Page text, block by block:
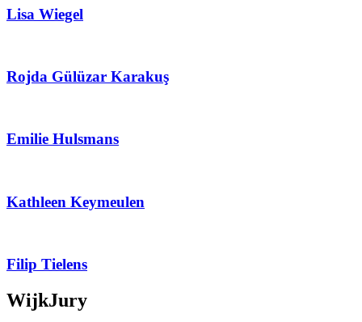
Lisa Wiegel
Rojda Gülüzar Karakuş
Emilie Hulsmans
Kathleen Keymeulen
Filip Tielens
WijkJury